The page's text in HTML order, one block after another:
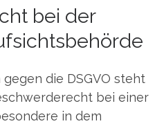
bei der
die DSGVO steht
bei einer
in dem